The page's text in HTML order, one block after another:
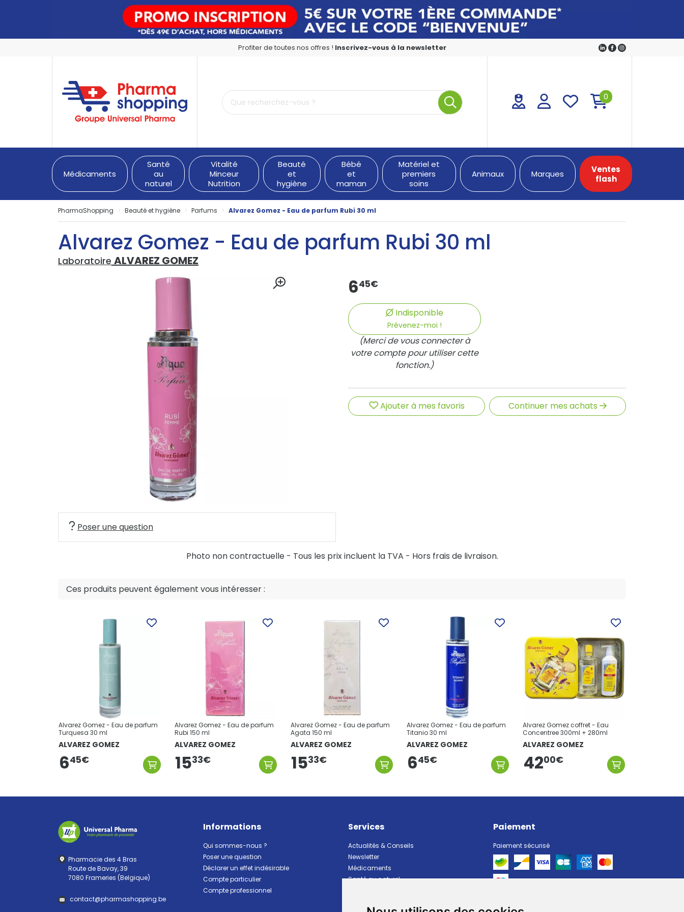
Profiter de toutes nos offres ! Inscrivez-vous à la newsletter
PharmaShopping Votre pharmacie en ligne à votre service
0
Médicaments
Santé
au
naturel
Vitalité
Minceur
Nutrition
Beauté
et
hygiène
Bébé
et
maman
Matériel et
premiers
soins
Animaux Marques
Ventes
flash
PharmaShopping Beauté et hygiène Parfums Alvarez Gomez - Eau de parfum Rubi 30 ml
Alvarez Gomez - Eau de parfum Rubi 30 ml
Laboratoire ALVAREZ GOMEZ
645€
Indisponible
Prévenez-moi !
(Merci de vous connecter à
votre compte pour utiliser cette
fonction.)
Ajouter à mes favoris Continuer mes achats
Poser une question
Photo non contractuelle - Tous les prix incluent la TVA - Hors frais de livraison.
Ces produits peuvent également vous intéresser :
Alvarez Gomez - Eau de parfum
Turquesa 30 ml
ALVAREZ GOMEZ
645€
Alvarez Gomez - Eau de parfum
Rubi 150 ml
ALVAREZ GOMEZ
1533€
Alvarez Gomez - Eau de parfum
Agata 150 ml
ALVAREZ GOMEZ
1533€
Alvarez Gomez - Eau de parfum
Titanio 30 ml
ALVAREZ GOMEZ
645€
Alvarez Gomez coffret - Eau
Concentree 300ml + 280ml
ALVAREZ GOMEZ
4200€
Pharmacie des 4 Bras
Route de Bavay, 39
7080 Frameries (Belgique)
contact@pharmashopping.be
Informations
Qui sommes-nous ?
Poser une question
Déclarer un effet indésirable
Compte particulier
Compte professionnel
Services
Actualités & Conseils
Newsletter
Médicaments
Santé au naturel
Paiement
Paiement sécurisé